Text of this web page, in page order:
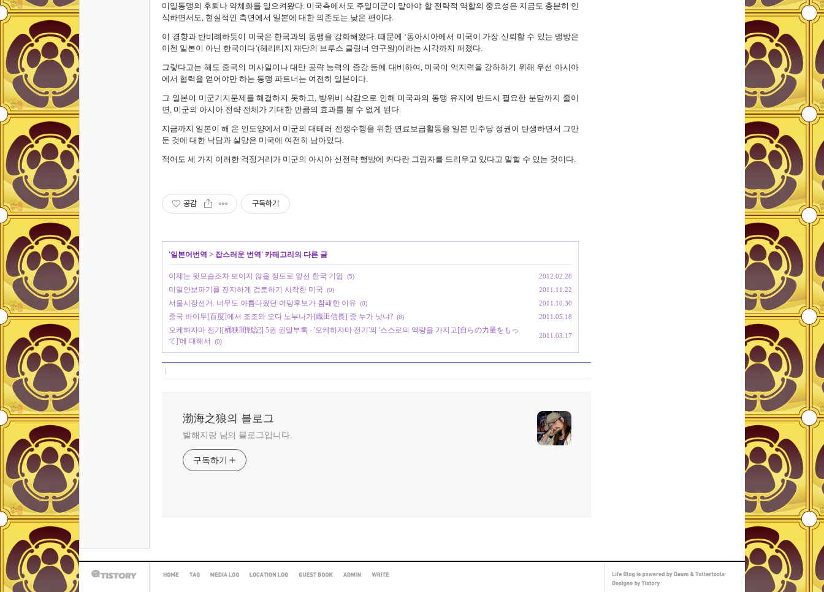
미일동맹의 후퇴나 약체화를 일으켜왔다. 미국측에서도 주일미군이 맡아야 할 전략적 역할의 중요성은 지금도 충분히 인
식하면서도, 현실적인 측면에서 일본에 대한 의존도는 낮은 편이다.
이 경향과 반비례하듯이 미국은 한국과의 동맹을 강화해왔다. 때문에 ‘동아시아에서 미국이 가장 신뢰할 수 있는 맹방은
이젠 일본이 아닌 한국이다’(헤리티지 재단의 브루스 클링너 연구원)이라는 시각까지 퍼졌다.
그렇다고는 해도 중국의 미사일이나 대만 공략 능력의 증강 등에 대비하여, 미국이 억지력을 강하하기 위해 우선 아시아
에서 협력을 얻어야만 하는 동맹 파트너는 여전히 일본이다.
그 일본이 미군기지문제를 해결하지 못하고, 방위비 삭감으로 인해 미국과의 동맹 유지에 반드시 필요한 분담까지 줄이
면, 미군의 아시아 전략 전체가 기대한 만큼의 효과를 볼 수 없게 된다.
지금까지 일본이 해 온 인도양에서 미군의 대테러 전쟁수행을 위한 연료보급활동을 일본 민주당 정권이 탄생하면서 그만
둔 것에 대한 낙담과 실망은 미국에 여전히 남아있다.
적어도 세 가지 이러한 걱정거리가 미군의 아시아 신전략 행방에 커다란 그림자를 드리우고 있다고 말할 수 있는 것이다.
공감 구독하기
'일본어번역 > 잡스러운 번역 ' 카테고리의 다른 글
이제는 뒷모습조차 보이지 않을 정도로 앞선 한국 기업 (5) 2012.02.28
미일안보파기를 진지하게 검토하기 시작한 미국 (0) 2011.11.22
서울시장선거. 너무도 아름다웠던 여당후보가 참패한 이유 (0) 2011.10.30
중국 바이두[百度]에서 조조와 오다 노부나가[織田信長] 중 누가 낫냐? (8) 2011.05.18
오케하자마 전기[桶狭間戦記] 5권 권말부록 - '오케하자마 전기'의 '스스로의 역량을 가지고[自らの力量をもっ
て]'에 대해서
(0)
2011.03.17
渤海之狼의 블로그
발해지랑 님의 블로그입니다.
구독하기